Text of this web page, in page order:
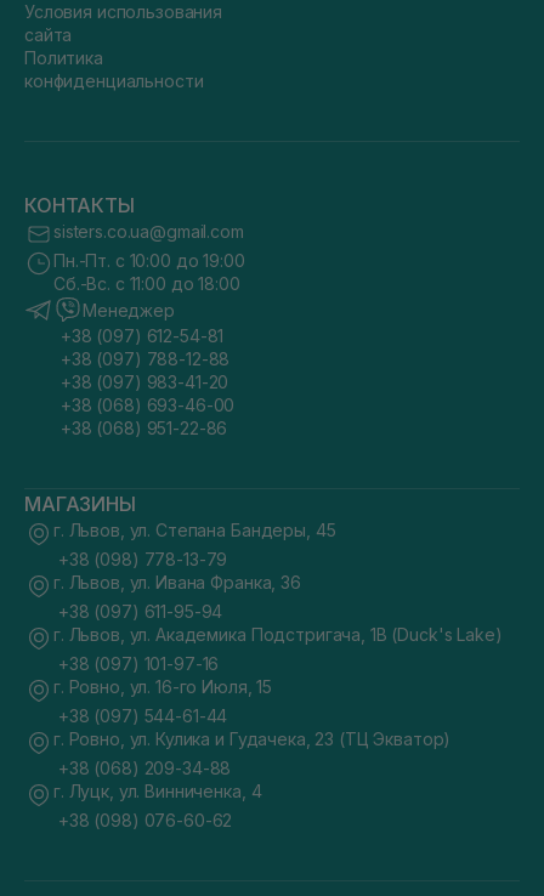
Условия использования
сайта
Политика
конфиденциальности
КОНТАКТЫ
sisters.co.ua@gmail.com
Пн.-Пт. с 10:00 до 19:00
Сб.-Вс. с 11:00 до 18:00
Менеджер
+38 (097) 612-54-81
+38 (097) 788-12-88
+38 (097) 983-41-20
+38 (068) 693-46-00
+38 (068) 951-22-86
МАГАЗИНЫ
г. Львов, ул. Степана Бандеры, 45
+38 (098) 778-13-79
г. Львов, ул. Ивана Франка, 36
+38 (097) 611-95-94
г. Львов, ул. Академика Подстригача, 1В (Duck's Lake)
+38 (097) 101-97-16
г. Ровно, ул. 16-го Июля, 15
+38 (097) 544-61-44
г. Ровно, ул. Кулика и Гудачека, 23 (ТЦ Экватор)
+38 (068) 209-34-88
г. Луцк, ул. Винниченка, 4
+38 (098) 076-60-62